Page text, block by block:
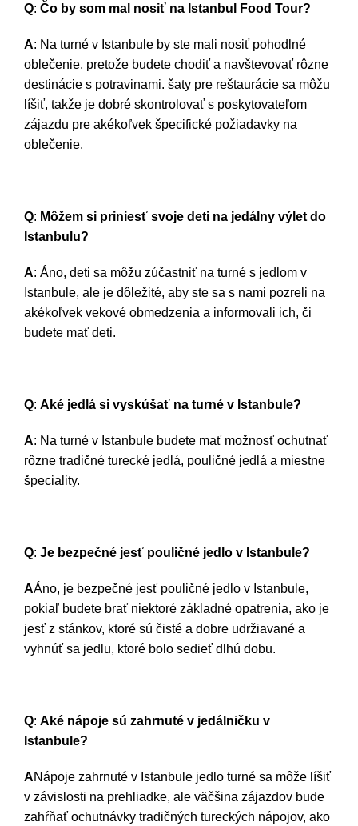
Q: Čo by som mal nosiť na Istanbul Food Tour?
A: Na turné v Istanbule by ste mali nosiť pohodlné
oblečenie, pretože budete chodiť a navštevovať rôzne
destinácie s potravinami. šaty pre reštaurácie sa môžu
líšiť, takže je dobré skontrolovať s poskytovateľom
zájazdu pre akékoľvek špecifické požiadavky na
oblečenie.
Q: Môžem si priniesť svoje deti na jedálny výlet do
Istanbulu?
A: Áno, deti sa môžu zúčastniť na turné s jedlom v
Istanbule, ale je dôležité, aby ste sa s nami pozreli na
akékoľvek vekové obmedzenia a informovali ich, či
budete mať deti.
Q: Aké jedlá si vyskúšať na turné v Istanbule?
A: Na turné v Istanbule budete mať možnosť ochutnať
rôzne tradičné turecké jedlá, pouličné jedlá a miestne
špeciality.
Q: Je bezpečné jesť pouličné jedlo v Istanbule?
AÁno, je bezpečné jesť pouličné jedlo v Istanbule,
pokiaľ budete brať niektoré základné opatrenia, ako je
jesť z stánkov, ktoré sú čisté a dobre udržiavané a
vyhnúť sa jedlu, ktoré bolo sedieť dlhú dobu.
Q: Aké nápoje sú zahrnuté v jedálničku v
Istanbule?
ANápoje zahrnuté v Istanbule jedlo turné sa môže líšiť
v závislosti na prehliadke, ale väčšina zájazdov bude
zahŕňať ochutnávky tradičných tureckých nápojov, ako